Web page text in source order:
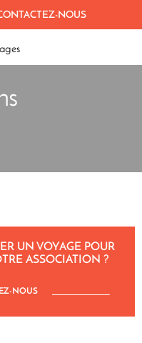
NOUS
UN VOYAGE POUR
ASSOCIATION ?
NOUS